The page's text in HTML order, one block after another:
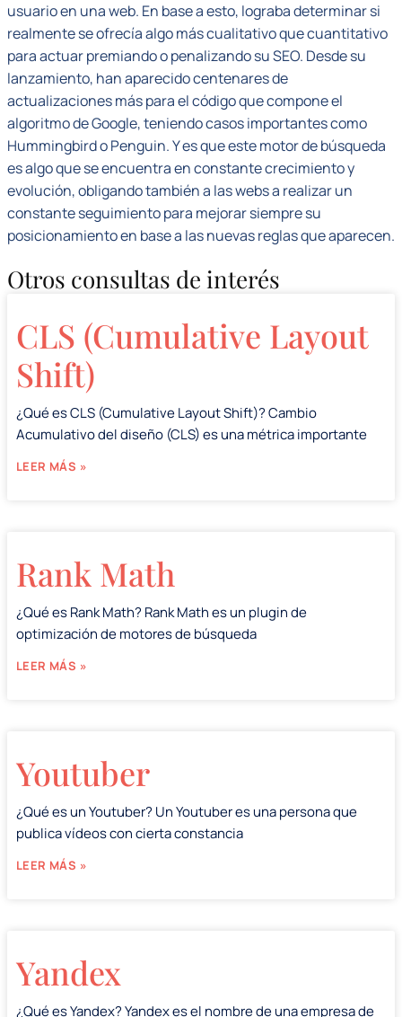
usuario en una web. En base a esto, lograba determinar si
realmente se ofrecía algo más cualitativo que cuantitativo
para actuar premiando o penalizando su SEO. Desde su
lanzamiento, han aparecido centenares de
actualizaciones más para el código que compone el
algoritmo de Google, teniendo casos importantes como
Hummingbird o Penguin. Y es que este motor de búsqueda
es algo que se encuentra en constante crecimiento y
evolución, obligando también a las webs a realizar un
constante seguimiento para mejorar siempre su
posicionamiento en base a las nuevas reglas que aparecen.
Otros consultas de interés
CLS (Cumulative Layout
Shift)
¿Qué es CLS (Cumulative Layout Shift)? Cambio
Acumulativo del diseño (CLS) es una métrica importante
LEER MÁS »
Rank Math
¿Qué es Rank Math? Rank Math es un plugin de
optimización de motores de búsqueda
LEER MÁS »
Youtuber
¿Qué es un Youtuber? Un Youtuber es una persona que
publica vídeos con cierta constancia
LEER MÁS »
Yandex
¿Qué es Yandex? Yandex es el nombre de una empresa de